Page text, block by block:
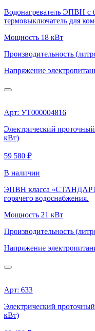
Водонагреватель ЭПВН с
термовыключатель для
Мощность 18 кВт
Производительность
Напряжение
Арт: УТ000004816
Электрический
кВт)
59 580 ₽
В наличии
ЭПВН класса
горячего водоснабжения.
Мощность 21 кВт
Производительность
Напряжение
Арт: 633
Электрический
кВт)